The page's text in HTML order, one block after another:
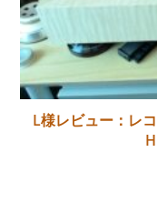
L様レビュー：レ